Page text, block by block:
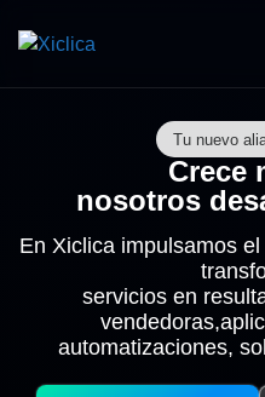
Tu nuevo
Crece
nosotros
En Xiclica impulsamos
servicios en
automatizaciones,